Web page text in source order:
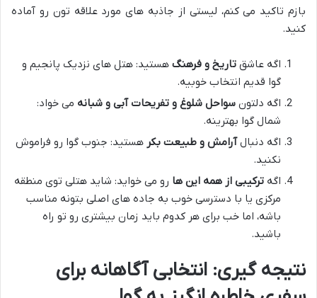
بازم تاکید می کنم، لیستی از جاذبه های مورد علاقه تون رو آماده
کنید.
اگه عاشق تاریخ و فرهنگ هستید: هتل های نزدیک پانجیم و
گوا قدیم انتخاب خوبیه.
اگه دلتون سواحل شلوغ و تفریحات آبی و شبانه می خواد:
شمال گوا بهترینه.
اگه دنبالآرامش و طبیعت بکر هستید: جنوب گوا رو فراموش
نکنید.
اگه ترکیبی از همه این ها رو می خواید: شاید هتلی توی منطقه
مرکزی یا با دسترسی خوب به جاده های اصلی بتونه مناسب
باشه، اما خب برای هر کدوم باید زمان بیشتری رو تو راه
باشید.
نتیجه گیری: انتخابی آگاهانه برای